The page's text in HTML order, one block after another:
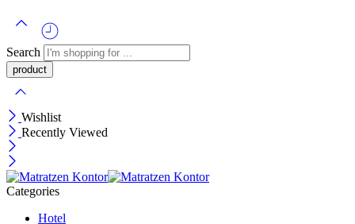
Search
Wishlist
Recently Viewed
Categories
Hotel